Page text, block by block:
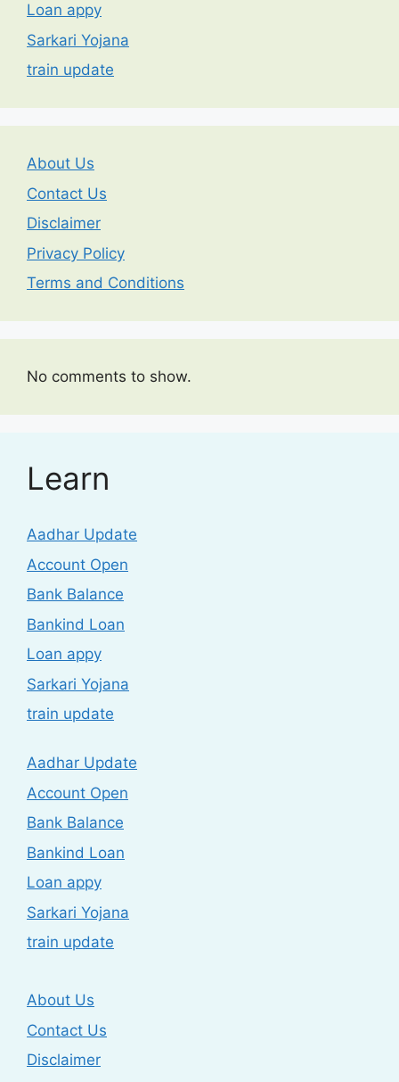
Loan appy
Sarkari Yojana
train update
About Us
Contact Us
Disclaimer
Privacy Policy
Terms and Conditions
No comments to show.
Learn
Aadhar Update
Account Open
Bank Balance
Bankind Loan
Loan appy
Sarkari Yojana
train update
Aadhar Update
Account Open
Bank Balance
Bankind Loan
Loan appy
Sarkari Yojana
train update
About Us
Contact Us
Disclaimer